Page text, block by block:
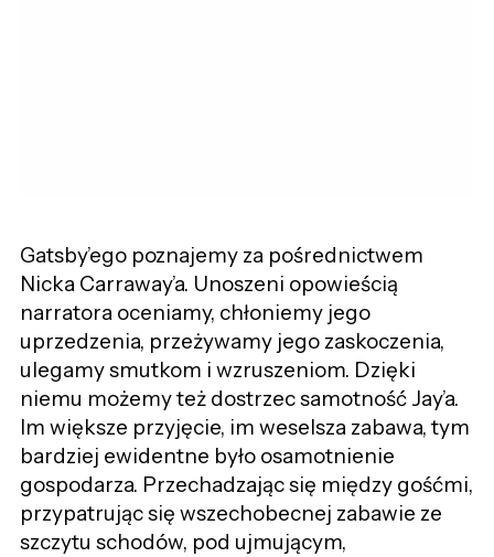
Gatsby’ego poznajemy za pośrednictwem
Nicka Carraway’a. Unoszeni opowieścią
narratora oceniamy, chłoniemy jego
uprzedzenia, przeżywamy jego zaskoczenia,
ulegamy smutkom i wzruszeniom. Dzięki
niemu możemy też dostrzec samotność Jay’a.
Im większe przyjęcie, im weselsza zabawa, tym
bardziej ewidentne było osamotnienie
gospodarza. Przechadzając się między gośćmi,
przypatrując się wszechobecnej zabawie ze
szczytu schodów, pod ujmującym,